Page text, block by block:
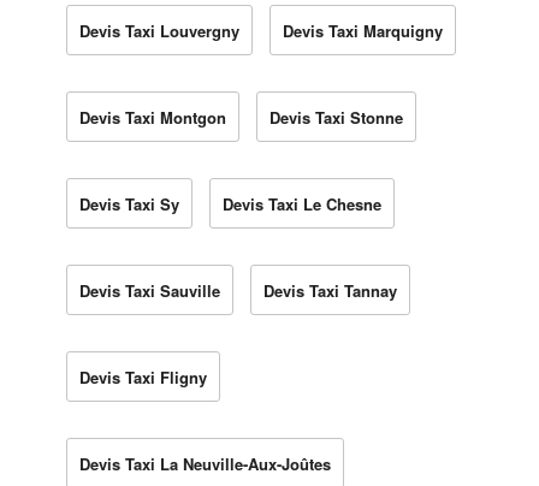
Devis Taxi Louvergny Devis Taxi Marquigny
Devis Taxi Montgon Devis Taxi Stonne
Devis Taxi Sy Devis Taxi Le Chesne
Devis Taxi Sauville Devis Taxi Tannay
Devis Taxi Fligny
Devis Taxi La Neuville-Aux-Joûtes